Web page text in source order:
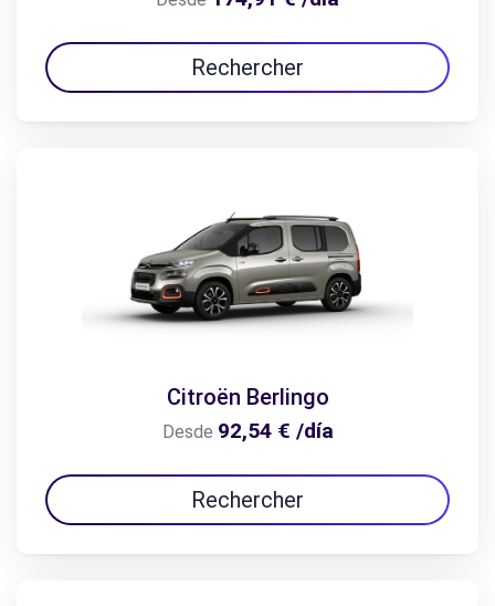
Rechercher
Citroën Berlingo
Desde 92,54 € /día
Rechercher